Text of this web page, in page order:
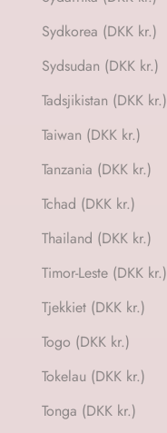
Sydkorea (DKK kr.)
Sydsudan (DKK kr.)
Tadsjikistan (DKK kr.)
Taiwan (DKK kr.)
Tanzania (DKK kr.)
Tchad (DKK kr.)
Thailand (DKK kr.)
Timor-Leste (DKK kr.)
Tjekkiet (DKK kr.)
Togo (DKK kr.)
Tokelau (DKK kr.)
Tonga (DKK kr.)